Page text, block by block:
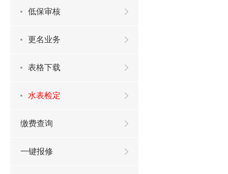
低保审核
更名业务
表格下载
水表检定
缴费查询
一键报修